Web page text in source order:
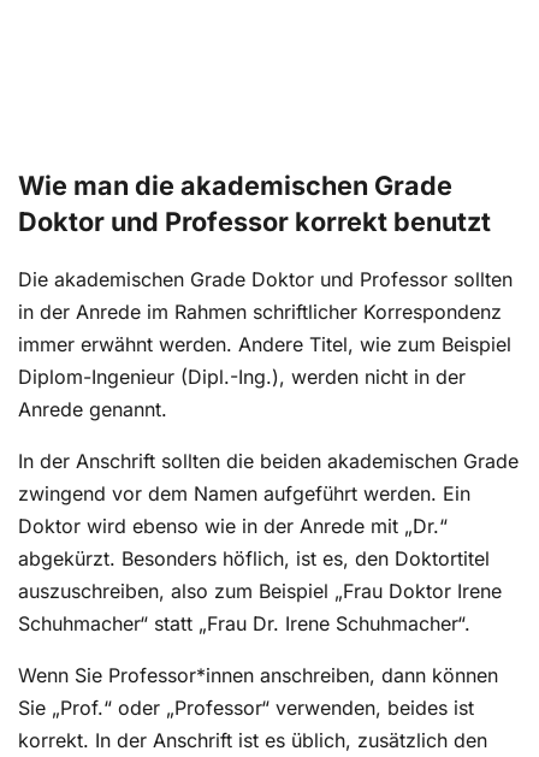
Wie man die akademischen Grade
Doktor und Professor korrekt benutzt
Die akademischen Grade Doktor und Professor sollten
in der Anrede im Rahmen schriftlicher Korrespondenz
immer erwähnt werden. Andere Titel, wie zum Beispiel
Diplom-Ingenieur (Dipl.-Ing.), werden nicht in der
Anrede genannt.
In der Anschrift sollten die beiden akademischen Grade
zwingend vor dem Namen aufgeführt werden. Ein
Doktor wird ebenso wie in der Anrede mit „Dr.“
abgekürzt. Besonders höflich, ist es, den Doktortitel
auszuschreiben, also zum Beispiel „Frau Doktor Irene
Schuhmacher“ statt „Frau Dr. Irene Schuhmacher“.
Wenn Sie Professor*innen anschreiben, dann können
Sie „Prof.“ oder „Professor“ verwenden, beides ist
korrekt. In der Anschrift ist es üblich, zusätzlich den